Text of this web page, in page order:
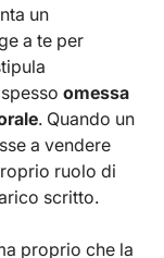
un
a te per
spessoomessa
. Quando un
a vendere
ruolo di
scritto.
proprio che la